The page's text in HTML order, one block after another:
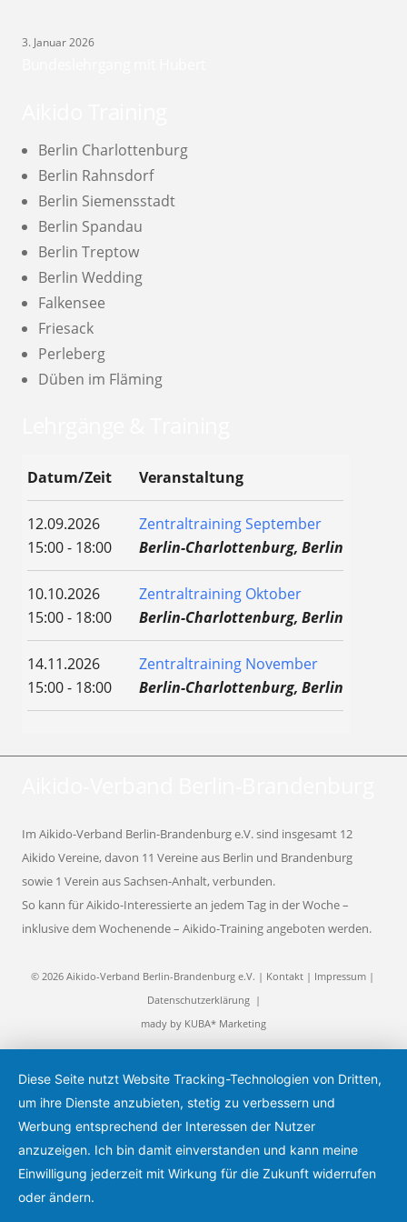
3. Januar 2026
Berlin Charlottenburg
Berlin Rahnsdorf
Berlin Siemensstadt
Berlin Spandau
Berlin Treptow
Berlin Wedding
Falkensee
Friesack
Perleberg
Düben im Fläming
Datum/Zeit Veranstaltung
12.09.2026
15:00 - 18:00
Zentraltraining September
Berlin-Charlottenburg, Berlin
10.10.2026
15:00 - 18:00
Zentraltraining Oktober
Berlin-Charlottenburg, Berlin
14.11.2026
15:00 - 18:00
Zentraltraining November
Berlin-Charlottenburg, Berlin
Im Aikido-Verband Berlin-Brandenburg e.V. sind insgesamt 12
Aikido Vereine, davon 11 Vereine aus Berlin und Brandenburg
sowie 1 Verein aus Sachsen-Anhalt, verbunden.
So kann für Aikido-Interessierte an jedem Tag in der Woche –
inklusive dem Wochenende – Aikido-Training angeboten werden.
© 2026 Aikido-Verband Berlin-Brandenburg e.V. | Kontakt| Impressum|
Datenschutzerklärung |
mady by KUBA* Marketing
Diese Seite nutzt Website Tracking-Technologien von Dritten,
um ihre Dienste anzubieten, stetig zu verbessern und
Werbung entsprechend der Interessen der Nutzer
anzuzeigen. Ich bin damit einverstanden und kann meine
Einwilligung jederzeit mit Wirkung für die Zukunft widerrufen
oder ändern.